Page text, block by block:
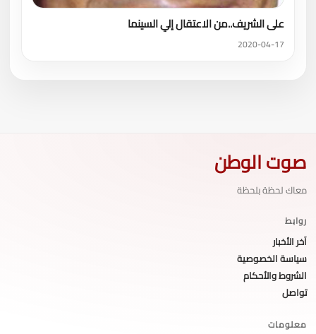
على الشريف..من الاعتقال إلي السينما
2020-04-17
صوت الوطن
معاك لحظة بلحظة
روابط
آخر الأخبار
سياسة الخصوصية
الشروط والأحكام
تواصل
معلومات